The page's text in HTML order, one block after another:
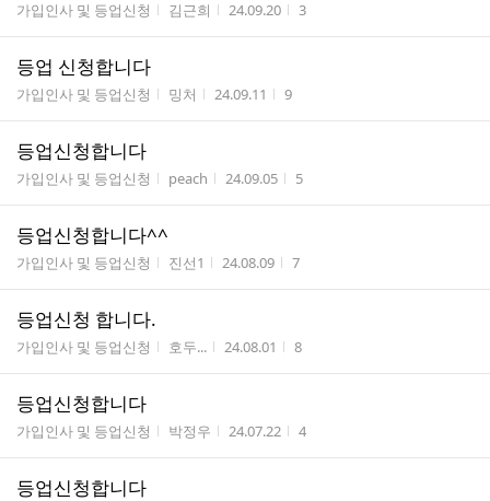
게시판명
가입인사 및 등업신청 작성자
김근희 작성시간
24.09.20 조회수
3
등업 신청합니다
게시판명
가입인사 및 등업신청 작성자
밍처 작성시간
24.09.11 조회수
9
등업신청합니다
게시판명
가입인사 및 등업신청 작성자
peach 작성시간
24.09.05 조회수
5
등업신청합니다^^
게시판명
가입인사 및 등업신청 작성자
진선1 작성시간
24.08.09 조회수
7
등업신청 합니다.
게시판명
가입인사 및 등업신청 작성자
호두... 작성시간
24.08.01 조회수
8
등업신청합니다
게시판명
가입인사 및 등업신청 작성자
박정우 작성시간
24.07.22 조회수
4
등업신청합니다